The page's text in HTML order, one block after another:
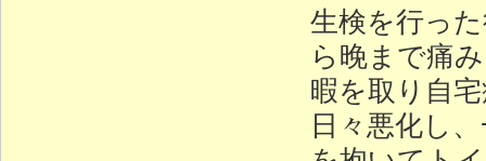
生検を行っ
ら晚まで痛
暇を取り自
日々悪化し